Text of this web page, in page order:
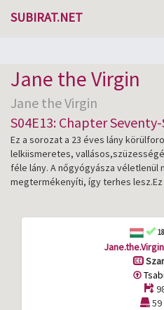
SUBIRAT.NET
Jane the Virgin
Jane the Virgin
S04E13: Chapter
Ez a sorozat a 23 éves lány
lelkiismeretes,
féle lány. A nőgyógyásza véletlenül
megtermékenyíti, így terhes
Tsabi
59